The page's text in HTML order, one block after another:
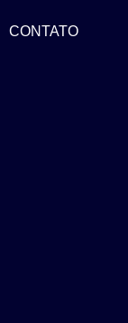
CONTATO